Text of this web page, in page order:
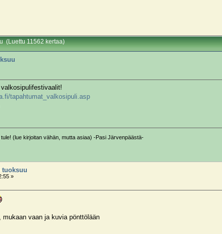
(Luettu 11562 kertaa)
tapahtumat_valkosipuli.asp
tule! (lue kirjoitan vähän, mutta asiaa) -Pasi Järvenpäästä-
tuoksuu
»
vaan ja kuvia pönttölään